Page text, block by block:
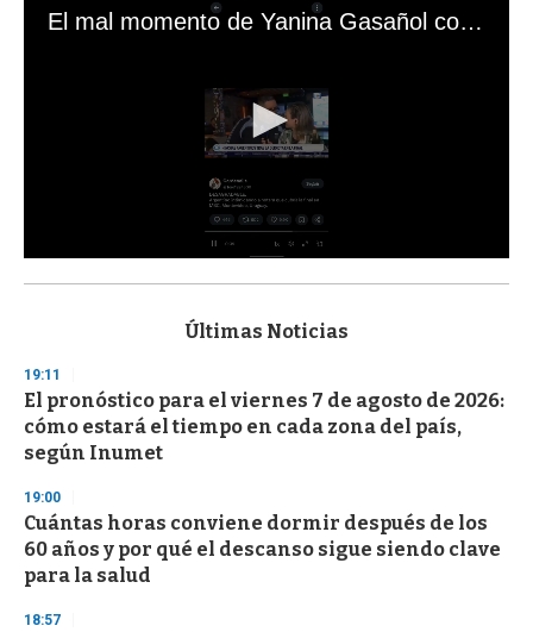
El mal momento de Yanina Gasañol con un hincha argentino en "Subrayado"
s
d
s
o
f
3
s
e
c
o
n
d
Últimas Noticias
19:11
El pronóstico para el viernes 7 de agosto de 2026:
cómo estará el tiempo en cada zona del país,
según Inumet
19:00
Cuántas horas conviene dormir después de los
60 años y por qué el descanso sigue siendo clave
para la salud
18:57